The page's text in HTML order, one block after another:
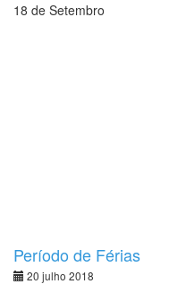
18 de Setembro
Período de Férias
20 julho 2018